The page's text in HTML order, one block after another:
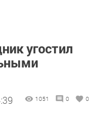
угостил
1051 0 0